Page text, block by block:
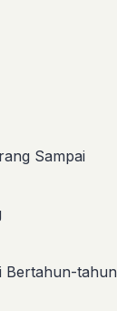
Sampai
Bertahun-tahun